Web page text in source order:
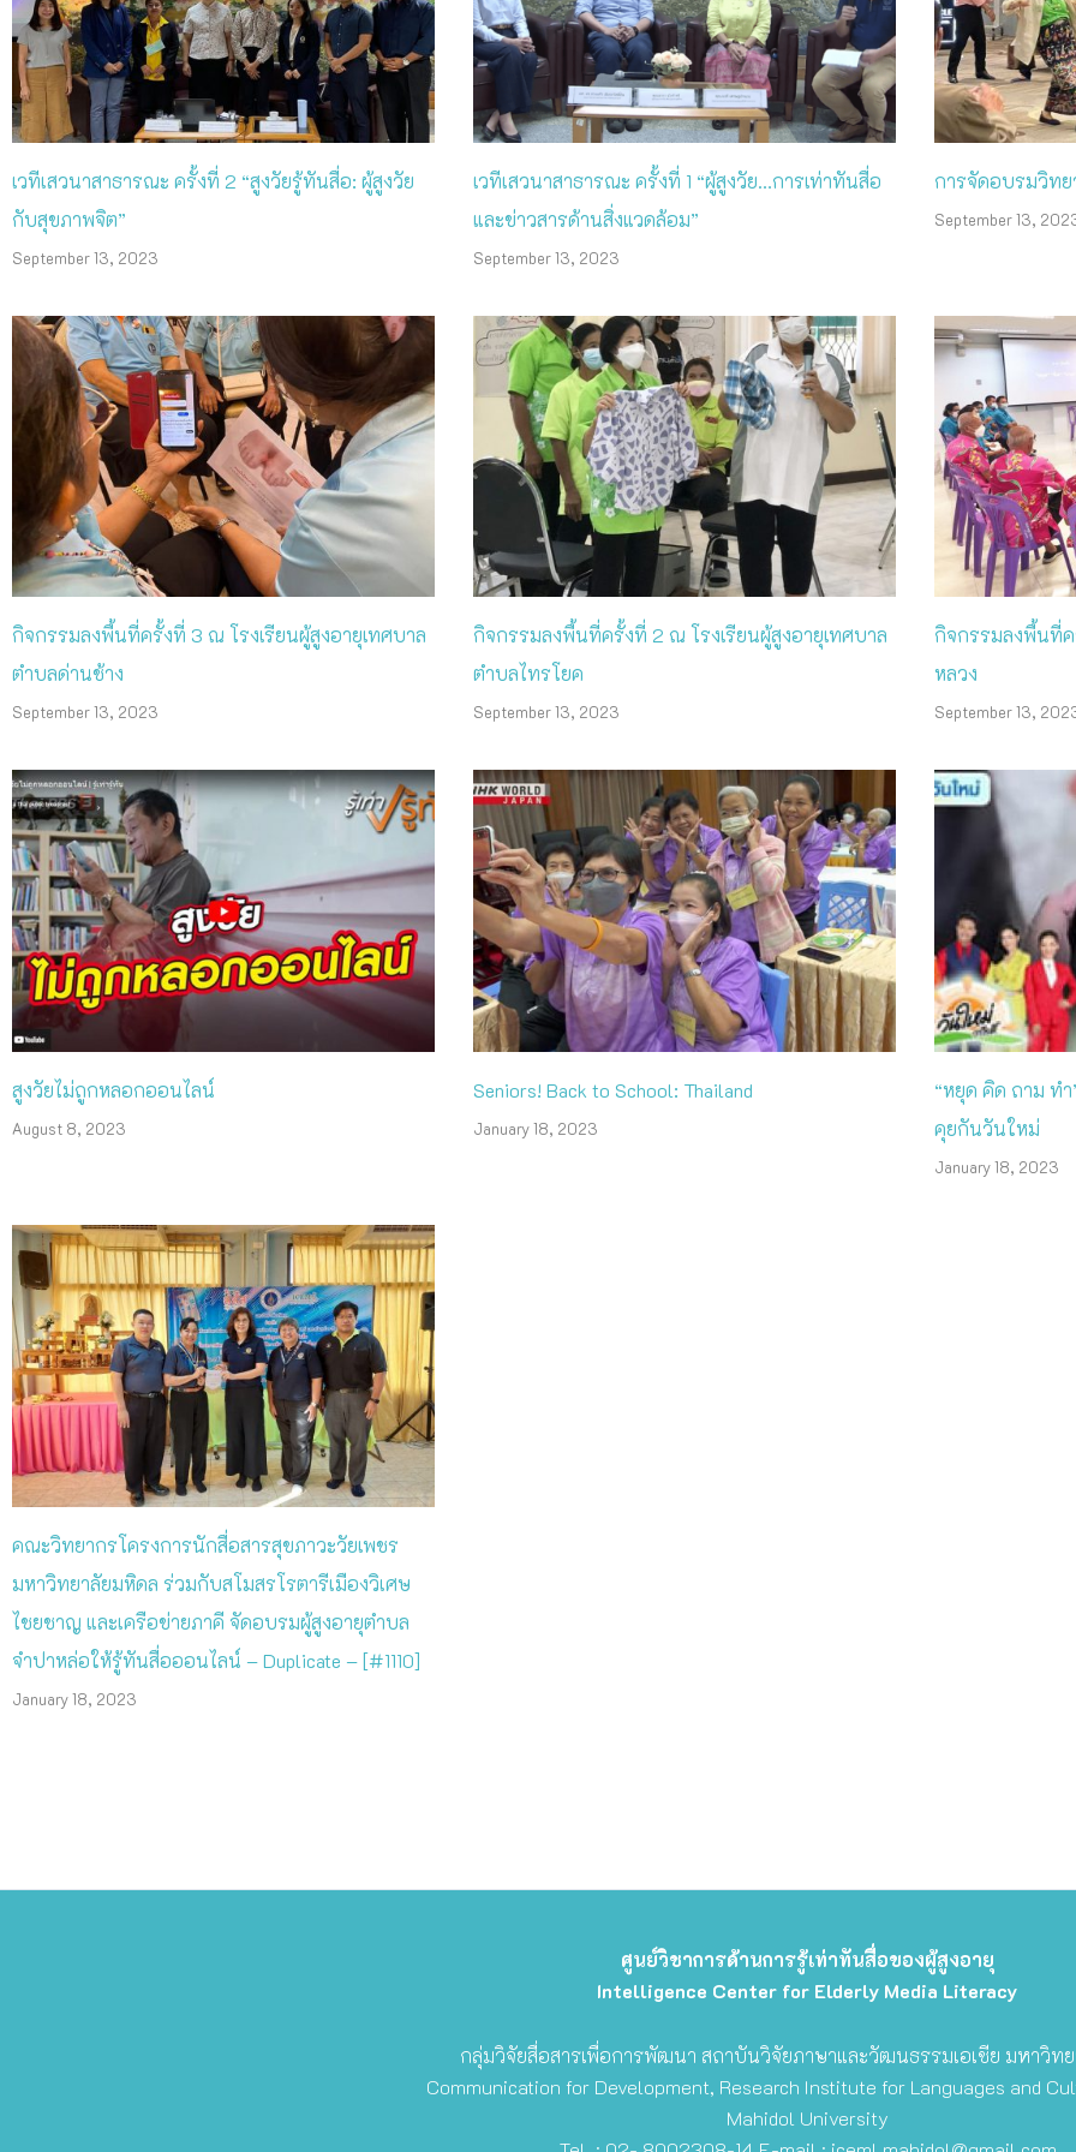
เวทีเสวนาสาธารณะ ครั้งที่ 2 “สูงวัยรู้ทันสื่อ: ผู้สูงวัย
กับสุขภาพจิต”
September 13, 2023
เวทีเสวนาสาธารณะ ครั้งที่ 1 “ผู้สูงวัย…การเท่าทันสื่อ
และข่าวสารด้านสิ่งแวดล้อม”
September 13, 2023
การจัดอบรมวิท
September 13,
กิจกรรมลงพื้นที่ครั้งที่ 3 ณ โรงเรียนผู้สูงอายุเทศบาล
ตำบลด่านช้าง
September 13, 2023
กิจกรรมลงพื้นที่ครั้งที่ 2 ณ โรงเรียนผู้สูงอายุเทศบาล
ตำบลไทรโยค
September 13, 2023
กิจกรรมลงพื้นที่ค
หลวง
September 13,
สูงวัยไม่ถูกหลอกออนไลน์
August 8, 2023
Seniors! Back to School: Thailand
January 18, 2023
“หยุด คิด ถาม ท
คุยกันวันใหม่
January 18, 2023
คณะวิทยากรโครงการนักสื่อสารสุขภาวะวัยเพชร
มหาวิทยาลัยมหิดล ร่วมกับสโมสรโรตารีเมืองวิเศษ
ไชยชาญ และเครือข่ายภาคี จัดอบรมผู้สูงอายุตำบล
จำปาหล่อให้รู้ทันสื่อออนไลน์ – Duplicate – [#1110]
January 18, 2023
ศูนย์วิชาการด้านการรู้เท่าทันสื่อของผู้สูงอายุ
Intelligence Center for Elderly Media Literacy
กลุ่มวิจัยสื่อสารเพื่อการพัฒนา สถาบันวิจัยภาษาและวัฒนธรรมเอเชีย มหาวิท
Communication for Development, Research Institute for Languages and
Mahidol University